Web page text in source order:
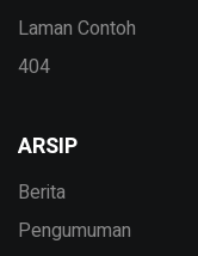
Laman Contoh
404
ARSIP
Berita
Pengumuman